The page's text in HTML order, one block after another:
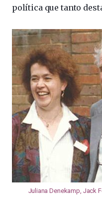
política que tanto
Juliana Denekamp, Jack